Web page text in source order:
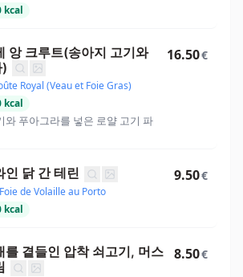
kcal
앙 크루트(송아지 고기와
Royal (Veau et Foie Gras)
kcal
와 푸아그라를 넣은 로얄 고기 파
16.50€
인 닭 간 테린
de Volaille au Porto
kcal
9.50€
를 곁들인 압착 쇠고기, 머스
8.50€